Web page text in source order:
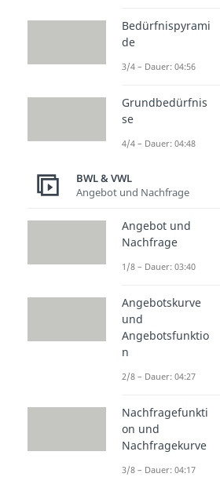
Schlaf, Wasser,
entwickelt sich
Bedürfnis nach
fällt zum Beispiel
Arbeit und ein
Wenn auch die
gedeckt sind,
die dritte Ebene der
densozialen
fallen zum Beispiel
Zuneigung,
sozialer
Danach
Bedürfnisse, zum
Anerkennung
Zuletzt verkörpert
Pyramide den
Bedürfnispyrami
de
3/4 – Dauer: 04:56
Grundbedürfnis
se
4/4 – Dauer: 04:48
BWL & VWL
Angebot und Nachfrage
Angebot und
Nachfrage
1/8 – Dauer: 03:40
Angebotskurve
und
Angebotsfunktio
n
2/8 – Dauer: 04:27
Nachfragefunkti
on und
Nachfragekurve
3/8 – Dauer: 04:17